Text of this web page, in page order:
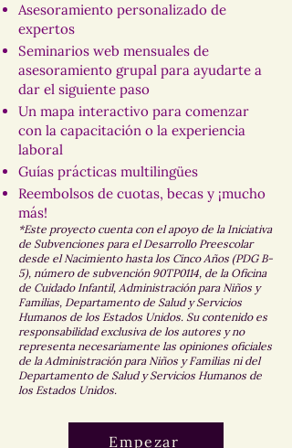
Asesoramiento personalizado de
expertos
Seminarios web mensuales de
asesoramiento grupal para ayudarte a
dar el siguiente paso
Un mapa interactivo para comenzar
con la capacitación o la experiencia
laboral
Guías prácticas multilingües
Reembolsos de cuotas, becas y ¡mucho
más!
*Este proyecto cuenta con el apoyo de la Iniciativa
de Subvenciones para el Desarrollo Preescolar
desde el Nacimiento hasta los Cinco Años (PDG B-
5), número de subvención 90TP0114, de la Oficina
de Cuidado Infantil, Administración para Niños y
Familias, Departamento de Salud y Servicios
Humanos de los Estados Unidos. Su contenido es
responsabilidad exclusiva de los autores y no
representa necesariamente las opiniones oficiales
de la Administración para Niños y Familias ni del
Departamento de Salud y Servicios Humanos de
los Estados Unidos.
Empezar